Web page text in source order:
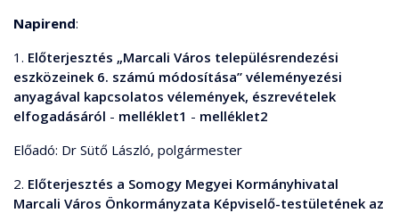
Napirend:
1. Előterjesztés „Marcali Város településrendezési
eszközeinek 6. számú módosítása” véleményezési
anyagával kapcsolatos vélemények, észrevételek
elfogadásáról - melléklet1 - melléklet2
Előadó: Dr Sütő László, polgármester
2. Előterjesztés a Somogy Megyei Kormányhivatal
Marcali Város Önkormányzata Képviselő-testületének az